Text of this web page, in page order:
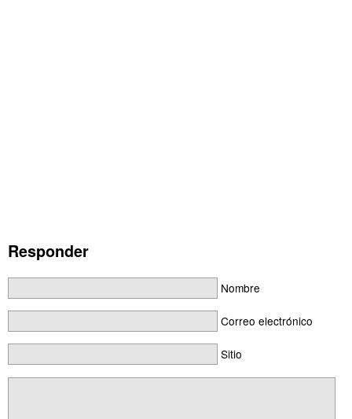
Responder
Nombre
Correo electrónico
Sitio